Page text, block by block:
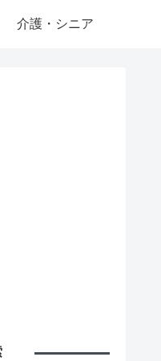
介護・シニア